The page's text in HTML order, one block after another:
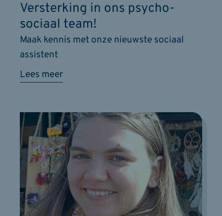
Lees meer
Maak kennis met onze nieuwste sociaal
assistent
Versterking in ons psycho-
sociaal team!